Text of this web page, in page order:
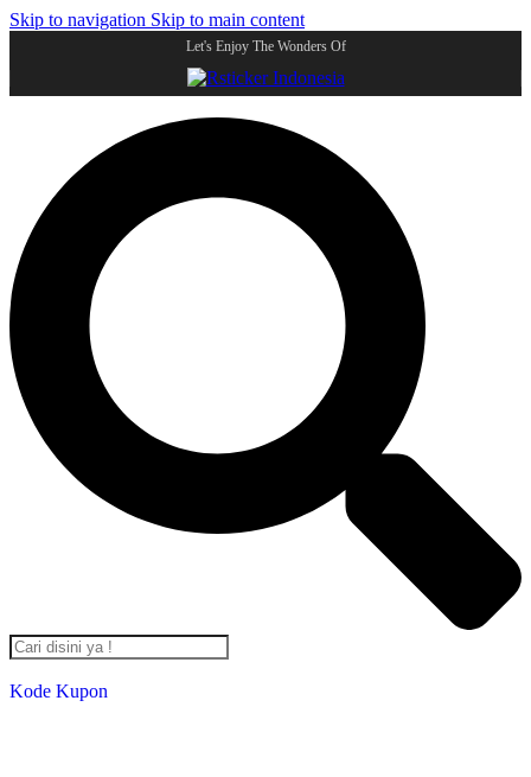
Skip to navigation Skip to main content
Let's Enjoy The Wonders Of
Kode Kupon